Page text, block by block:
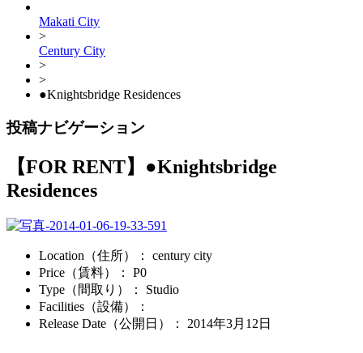
Makati City
>
Century City
>
>
●Knightsbridge Residences
投稿ナビゲーション
【FOR RENT】 ●Knightsbridge
Residences
Location（住所）
： century city
Price（賃料）
： P0
Type（間取り）
： Studio
Facilities（設備）
：
Release Date（公開日）
： 2014年3月12日